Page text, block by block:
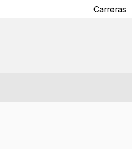
Carreras